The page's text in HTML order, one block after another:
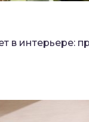
в интерьере: